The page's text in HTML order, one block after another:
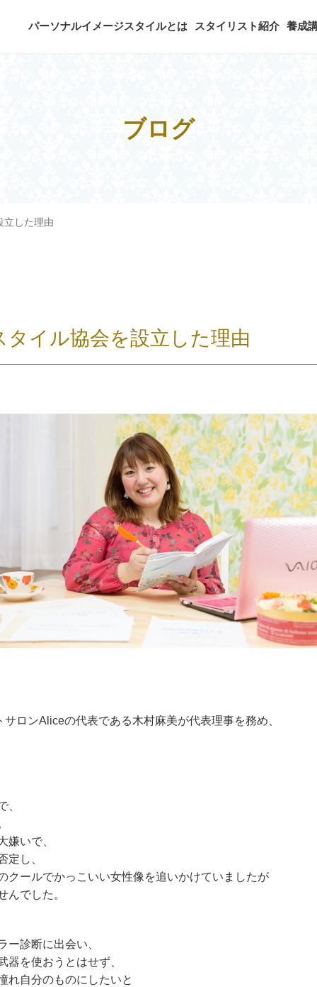
パーソナルイメージスタイルとは スタイリスト紹介 養成
ブログ
立した理由
イル協会を設立した理由
ロンAliceの代表である木村麻美が代表理事を務め、
、
嫌いで、
定し、
クールでかっこいい女性像を追いかけていましたが
んでした。
ー診断に出会い、
器を使おうとはせず、
れ自分のものにしたいと